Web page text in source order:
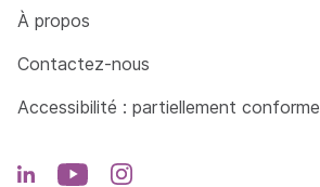
Côté Formations
À propos
Contactez-nous
Accessibilité : partiellement conforme